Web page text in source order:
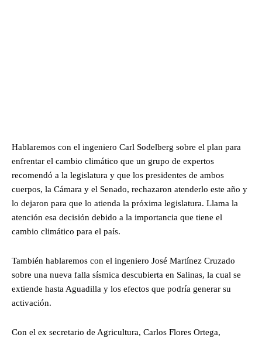
Hablaremos con el ingeniero Carl Sodelberg sobre el plan para
enfrentar el cambio climático que un grupo de expertos
recomendó a la legislatura y que los presidentes de ambos
cuerpos, la Cámara y el Senado, rechazaron atenderlo este año y
lo dejaron para que lo atienda la próxima legislatura. Llama la
atención esa decisión debido a la importancia que tiene el
cambio climático para el país.
También hablaremos con el ingeniero José Martínez Cruzado
sobre una nueva falla sísmica descubierta en Salinas, la cual se
extiende hasta Aguadilla y los efectos que podría generar su
activación.
Con el ex secretario de Agricultura, Carlos Flores Ortega,